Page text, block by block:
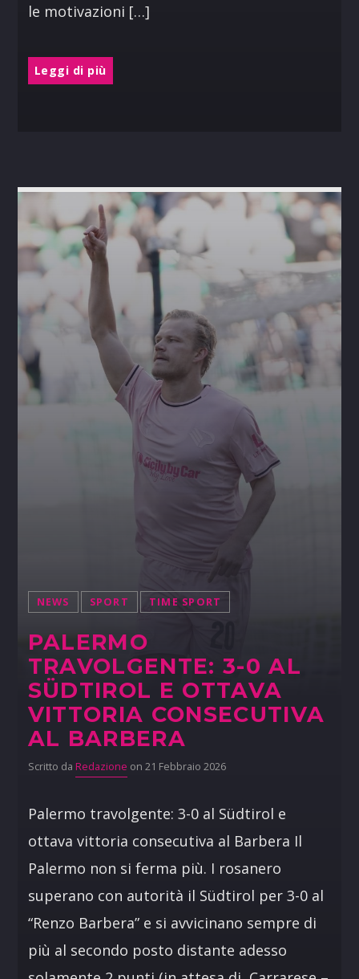
le motivazioni […]
Leggi di più
NEWS SPORT TIME SPORT
PALERMO
TRAVOLGENTE: 3-0 AL
SÜDTIROL E OTTAVA
VITTORIA CONSECUTIVA
AL BARBERA
Scritto da Redazione on 21 Febbraio 2026
Palermo travolgente: 3-0 al Südtirol e
ottava vittoria consecutiva al Barbera Il
Palermo non si ferma più. I rosanero
superano con autorità il Südtirol per 3-0 al
“Renzo Barbera” e si avvicinano sempre di
più al secondo posto distante adesso